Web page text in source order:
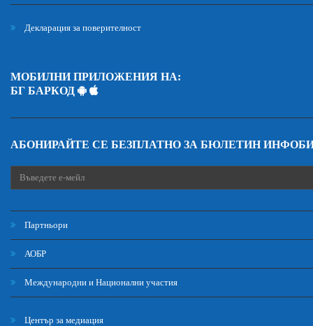
Декларация за поверителност
МОБИЛНИ ПРИЛОЖЕНИЯ НА:
БГ БАРКОД
АБОНИРАЙТЕ СЕ БЕЗПЛАТНО ЗА БЮЛЕТИН
Партньори
АОБР
Международни и Национални участия
Център за медиация